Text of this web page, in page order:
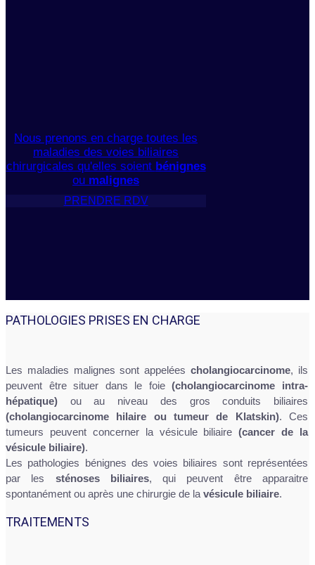
Nous prenons en charge toutes les
maladies des voies biliaires
chirurgicales qu'elles soient bénignes
ou malignes
PRENDRE RDV
PATHOLOGIES PRISES EN CHARGE
Les maladies malignes sont appeléescholangiocarcinome, ils
peuvent être situer dans le foie(cholangiocarcinome intra-
hépatique) ou au niveau des gros conduits biliaires
(cholangiocarcinome hilaire ou tumeur de Klatskin). Ces
tumeurs peuvent concerner la vésicule biliaire(cancer de la
vésicule biliaire).
Les pathologies bénignes des voies biliaires sont représentées
par les sténoses biliaires, qui peuvent être apparaitre
spontanément ou après une chirurgie de la vésicule biliaire.
TRAITEMENTS